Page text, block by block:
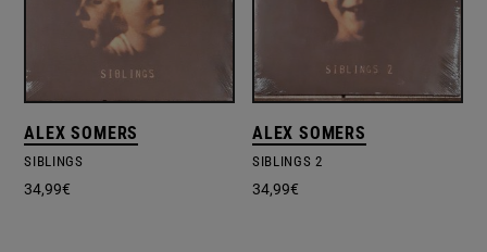
ALEX SOMERS
SIBLINGS
34,99€
ALEX SOMERS
SIBLINGS 2
34,99€